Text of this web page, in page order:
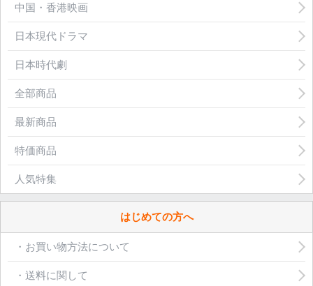
中国・香港映画
日本現代ドラマ
日本時代劇
全部商品
最新商品
特価商品
人気特集
はじめての方へ
・お買い物方法について
・送料に関して